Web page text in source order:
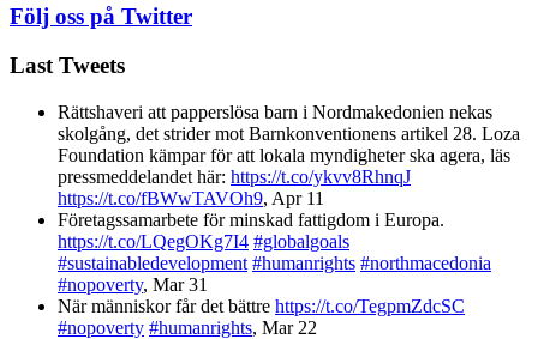
Följ oss på Twitter
Last Tweets
Rättshaveri att papperslösa barn i Nordmakedonien nekas
skolgång, det strider mot Barnkonventionens artikel 28. Loza
Foundation kämpar för att lokala myndigheter ska agera, läs
pressmeddelandet här: https://t.co/ykvv8RhnqJ
https://t.co/fBWwTAVOh9, Apr 11
Företagssamarbete för minskad fattigdom i Europa.
https://t.co/LQegOKg7I4 #globalgoals
#sustainabledevelopment #humanrights #northmacedonia
#nopoverty, Mar 31
När människor får det bättre https://t.co/TegpmZdcSC
#nopoverty #humanrights, Mar 22